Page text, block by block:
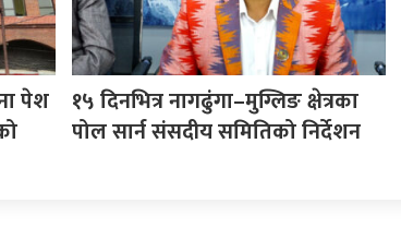
पेश
१५ दिनभित्र नागढुंगा–मुग्लिङ क्षेत्रका
पोल सार्न संसदीय समितिको निर्देशन